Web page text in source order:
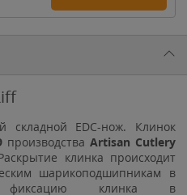
1 615₽
1 900₽1 900₽
EDC-нож. Клинок
производства Artisan Cutlery
клинка происходит
шарикоподшипникам в
клинка в